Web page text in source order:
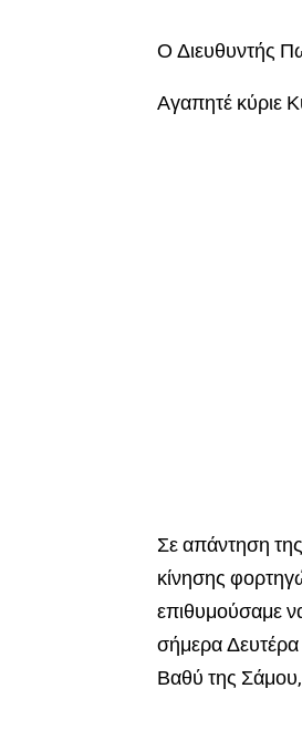
Ο Διευθυντής
Αγαπητέ κύριε
Σε απάντηση
κίνησης
επιθυμούσαμε
σήμερα Δευτέρα
Βαθύ της Σάμου,